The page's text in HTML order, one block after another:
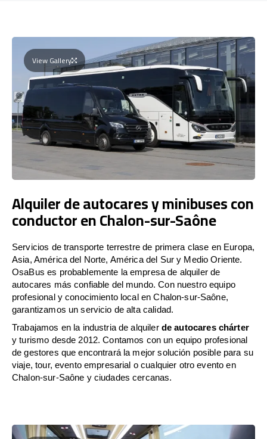
View Gallery
Alquiler de autocares y minibuses con
conductor en Chalon-sur-Saône
Servicios de transporte terrestre de primera clase en Europa,
Asia, América del Norte, América del Sur y Medio Oriente.
OsaBus es probablemente la empresa de alquiler de
autocares más confiable del mundo. Con nuestro equipo
profesional y conocimiento local en Chalon-sur-Saône,
garantizamos un servicio de alta calidad.
Trabajamos en la industria de alquiler de autocares chárter
y turismo desde 2012. Contamos con un equipo profesional
de gestores que encontrará la mejor solución posible para su
viaje, tour, evento empresarial o cualquier otro evento en
Chalon-sur-Saône y ciudades cercanas.